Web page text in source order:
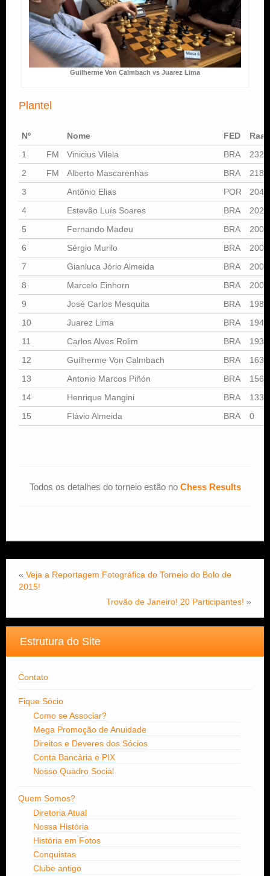
Guilherme Von Calmbach vs Juarez Lima
Plantel
Nº Nome FED
1
FM Vinicius Vilela BRA
2321
2
FM Alberto Mascarenhas BRA
2180
3
Antônio Elias POR
2041
4
Estevão Luís Soares BRA
2025
5
Fernando Madeu BRA
2009
6
Sérgio Murilo BRA
2007
7
Gianluca Jório Almeida BRA
2004
8
Marcelo Einhorn BRA
2003
9
José Carlos Mesquita BRA
1983
10
Juarez Lima BRA
1941
11
Carlos Alves Rolim BRA
1934
12
Guilherme Von Calmbach BRA
1633
13
Antonio Marcos Piñón BRA
1561
14
Henrique Mangini BRA
1332
15
Flávio Almeida BRA 0
Todos os detalhes do torneio estão no Chess Results
« Veja a Reportagem Fotográfica do Torneio do Bolo de
2015!
Trovão de Janeiro! 20 Participantes! »
Estrutura do Site
Contato
Fique Sócio
Como se Associar?
Mega Promoção de Anuidade
Direitos e Deveres dos Sócios
Conta Bancária e PIX
Nosso Quadro Social
Quem Somos?
Diretoria Atual
Nossa História
História em Fotos
Conquistas
Clube antigo